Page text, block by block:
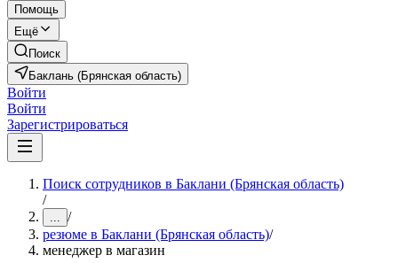
Помощь
Ещё
Поиск
Баклань (Брянская область)
Войти
Войти
Зарегистрироваться
Поиск сотрудников в Баклани (Брянская область)
/
... /
резюме в Баклани (Брянская область)/
менеджер в магазин